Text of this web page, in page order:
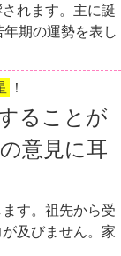
れます。主に誕
期の運勢を表し
！
ることが
意見に耳
す。祖先から受
及びません。家